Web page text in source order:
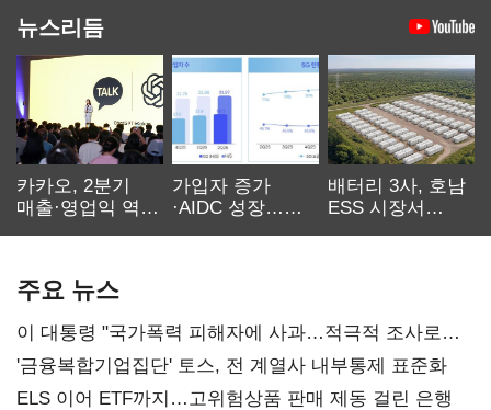
뉴스리듬
카카오, 2분기
매출·영업익 역대
가입자 증가
·AIDC 성장…
배터리 3사, 호남
ESS 시장서
주요 뉴스
이 대통령 "국가폭력 피해자에 사과…적극적 조사로
진실 밝혀야"
'금융복합기업집단' 토스, 전 계열사 내부통제 표준화
ELS 이어 ETF까지…고위험상품 판매 제동 걸린 은행